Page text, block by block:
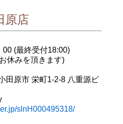
原店
(最終受付18:00)
休みを頂きます)
田原市 栄町1-2-8 八重源ビ
slnH000495318/